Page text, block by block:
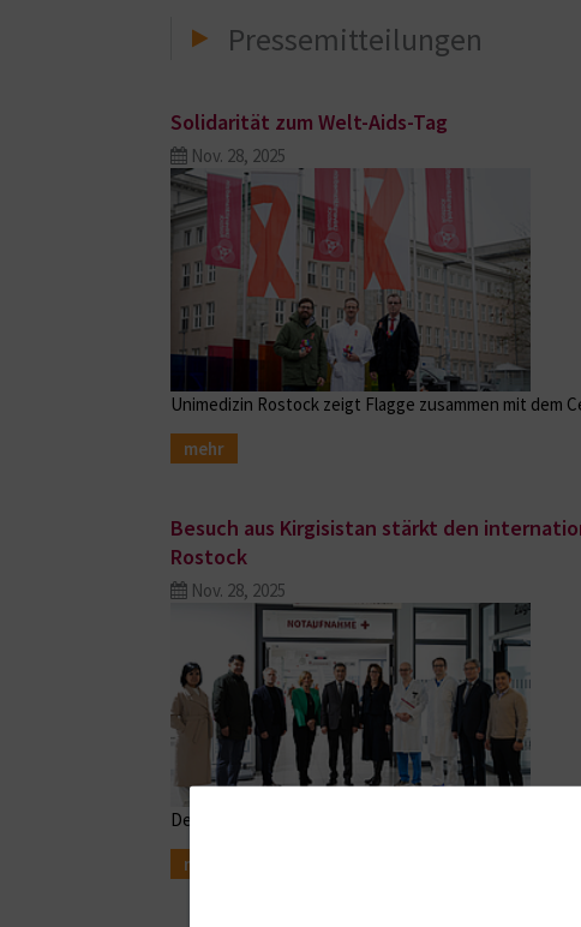
Pressemitteilungen
Solidarität zum Welt-Aids-Tag
Nov. 28, 2025
Unimedizin Rostock zeigt Flagge zusammen mit dem
mehr
Besuch aus Kirgisistan stärkt den
Rostock
Nov. 28, 2025
Delegation erkundet Notfall- und
mehr